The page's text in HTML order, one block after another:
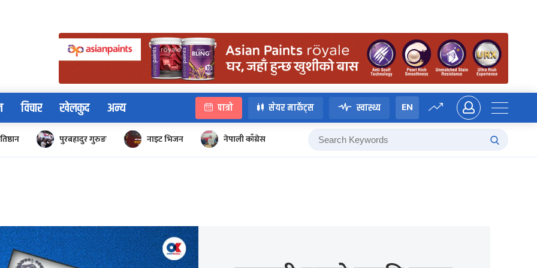
विचार खेलकुद अन्य पात्रो सेयर मार्केट्स स्वास्थ्य EN
पुरबहादुर गुरुङ नाइट भिजन नेपाली काँग्रेस